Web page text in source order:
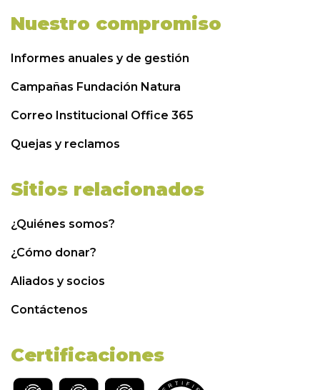
Nuestro compromiso
Informes anuales y de gestión
Campañas Fundación Natura
Correo Institucional Office 365
Quejas y reclamos
Sitios relacionados
¿Quiénes somos?
¿Cómo donar?
Aliados y socios
Contáctenos
Certificaciones